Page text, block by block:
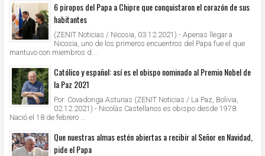
6 piropos del Papa a Chipre que conquistaron el corazón de sus
habitantes
(ZENIT Noticias / Nicosia, 03.12.2021).- Apenas llegar a
Nicosia, uno de los primeros encuentros del Papa fue el que
mantuvo con miembros d...
Católico y español: así es el obispo nominado al Premio Nobel de
la Paz 2021
Por: Covadonga Asturias (ZENIT Noticias / La Paz, Bolivia,
02.12.2021).- Nicolás Castellanos es obispo desde 1978.
Nació el 18 de febrero ...
Que nuestras almas estén abiertas a recibir al Señor en Navidad,
pide el Papa